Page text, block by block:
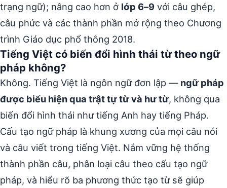
trạng ngữ); nâng cao hơn ở lớp 6–9 với câu ghép,
câu phức và các thành phần mở rộng theo Chương
trình Giáo dục phổ thông 2018.
Tiếng Việt có biến đổi hình thái từ theo ngữ
pháp không?
Không. Tiếng Việt là ngôn ngữ đơn lập — ngữ pháp
được biểu hiện qua trật tự từ và hư từ, không qua
biến đổi hình thái như tiếng Anh hay tiếng Pháp.
Cấu tạo ngữ pháp là khung xương của mọi câu nói
và câu viết trong tiếng Việt. Nắm vững hệ thống
thành phần câu, phân loại câu theo cấu tạo ngữ
pháp, và hiểu rõ ba phương thức tạo từ sẽ giúp